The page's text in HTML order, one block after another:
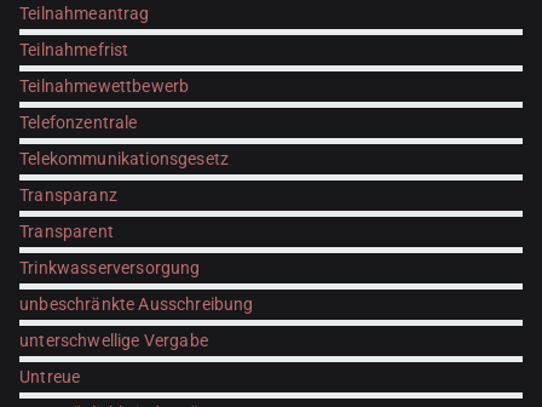
Teilnahmeantrag
Teilnahmefrist
Teilnahmewettbewerb
Telefonzentrale
Telekommunikationsgesetz
Transparanz
Transparent
Trinkwasserversorgung
unbeschränkte Ausschreibung
unterschwellige Vergabe
Untreue